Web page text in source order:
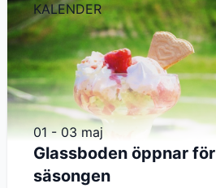
KALENDER
01 - 03 maj
Glassboden öppnar för
säsongen